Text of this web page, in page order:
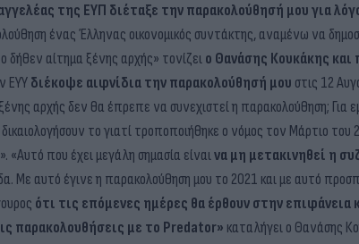
της ΕΥΠ διέταξε την παρακολούθησή μου για
ένας Έλληνας οικονομικός συντάκτης, αναμένω να
δήθεν αίτημα ξένης αρχής» τονίζειο Θανάσης Κουκάκης και
ΕΥΥδιέκοψε αιφνίδια την παρακολούθησή μου στις 12
αρχής δεν θα έπρεπε να συνεχιστεί η παρακολούθηση; Για
το γιατί τροποποιήθηκε ο νόμος τον Μάρτιο
που έχει μεγάλη σημασία είναινα μη μετακινηθεί η
Με αυτό έγινε η παρακολούθηση μου το 2021 και με αυτό
ότι τις επόμενες ημέρες θα έρθουν στην επιφάνεια
παρακολουθήσεις με το Predator» καταλήγει ο Θανάσης